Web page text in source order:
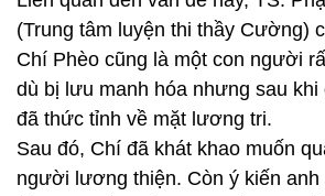
(Trung tâm luyện thi thầy Cường)
Chí Phèo cũng là một con người
dù bị lưu manh hóa nhưng sau
đã thức tỉnh về mặt lương tri.
Sau đó, Chí đã khát khao muốn
người lương thiện. Còn ý kiến anh